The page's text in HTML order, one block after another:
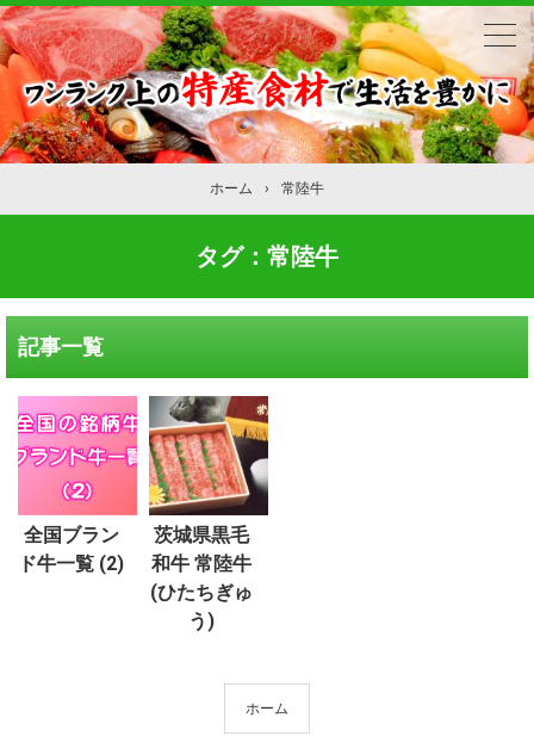
ホーム › 常陸牛
タグ：常陸牛
記事一覧
全国ブラン
ド牛一覧 (2)
茨城県黒毛
和牛 常陸牛
(ひたちぎゅ
う)
ホーム